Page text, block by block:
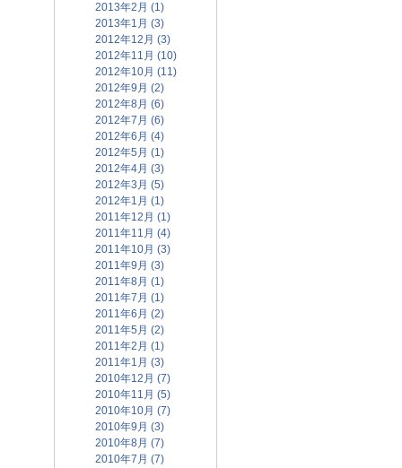
2013年2月 (1)
2013年1月 (3)
2012年12月 (3)
2012年11月 (10)
2012年10月 (11)
2012年9月 (2)
2012年8月 (6)
2012年7月 (6)
2012年6月 (4)
2012年5月 (1)
2012年4月 (3)
2012年3月 (5)
2012年1月 (1)
2011年12月 (1)
2011年11月 (4)
2011年10月 (3)
2011年9月 (3)
2011年8月 (1)
2011年7月 (1)
2011年6月 (2)
2011年5月 (2)
2011年2月 (1)
2011年1月 (3)
2010年12月 (7)
2010年11月 (5)
2010年10月 (7)
2010年9月 (3)
2010年8月 (7)
2010年7月 (7)